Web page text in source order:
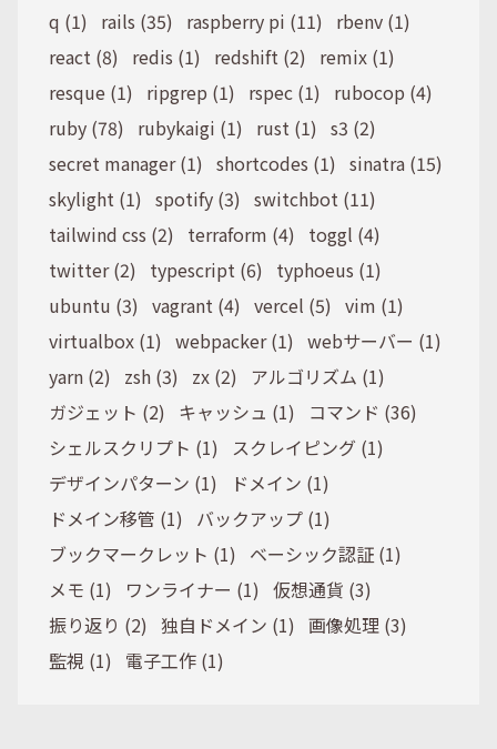
q (1)
rails (35) raspberry pi (11)
rbenv (1)
react (8)
redis (1) redshift (2)
remix (1)
resque (1)
ripgrep (1) rspec (1)
rubocop (4)
ruby (78)
rubykaigi (1) rust (1) s3 (2)
secret manager (1) shortcodes (1) sinatra (15)
skylight (1) spotify (3) switchbot (11)
tailwind css (2)
terraform (4)
toggl (4)
twitter (2)
typescript (6)
typhoeus (1)
ubuntu (3) vagrant (4) vercel (5) vim (1)
virtualbox (1) webpacker (1) webサーバー (1)
yarn (2)
zsh (3) zx (2)
アルゴリズム (1)
ガジェット (2)
キャッシュ (1)
コマンド (36)
シェルスクリプト (1)
スクレイピング (1)
デザインパターン (1)
ドメイン (1)
ドメイン移管 (1)
バックアップ (1)
ブックマークレット (1)
ベーシック認証 (1)
メモ (1)
ワンライナー (1) 仮想通貨 (3)
振り返り (2)
独自ドメイン (1) 画像処理 (3)
監視 (1)
電子工作 (1)